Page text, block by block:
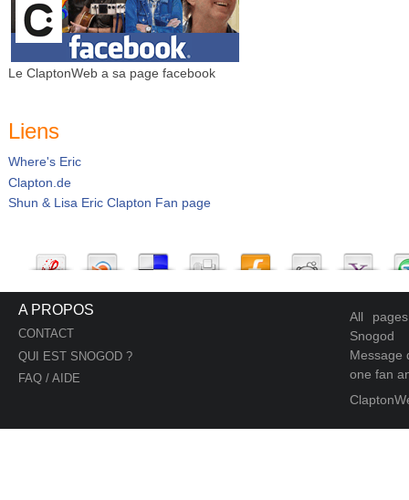
Le ClaptonWeb a sa page facebook
Liens
Where's Eric
Clapton.de
Shun & Lisa Eric Clapton Fan page
A PROPOS
CONTACT
QUI EST SNOGOD ?
FAQ / AIDE
All
Snogod
Message
one fan